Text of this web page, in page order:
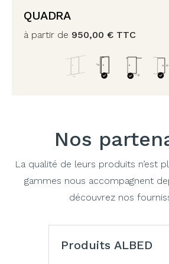
QUADRA
à partir de 950,00 € TTC
Nos
La qualité de leurs produits n’est
gammes nous accompagnent
découvrez nos
Produits ALBED